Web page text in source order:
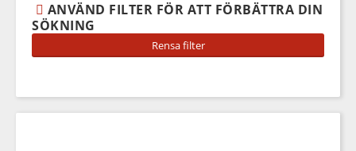
ANVÄND FILTER FÖR ATT FÖRBÄTTRA DIN
SÖKNING